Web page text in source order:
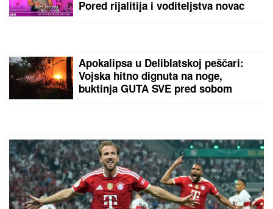
"ZLO ĆE SE PRETVARATI DA JE
DOBRO"Dea Đurđević iznenadila
objavom, voditeljka podelila savet:
"Kad god vidiš zlo, veruj da je zlo"